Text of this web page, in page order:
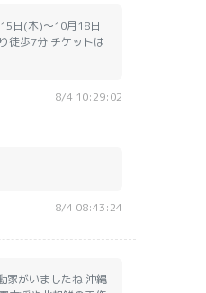
日(木)〜10月18日
徒歩7分 チケットは
8/4 10:29:02
8/4 08:43:24
家がいましたね 沖縄